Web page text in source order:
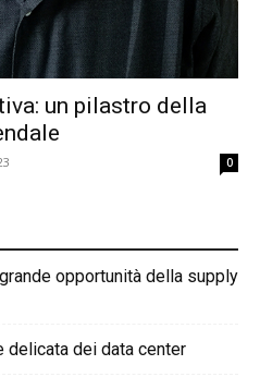
un pilastro della
0
opportunità della supply
delicata dei data center